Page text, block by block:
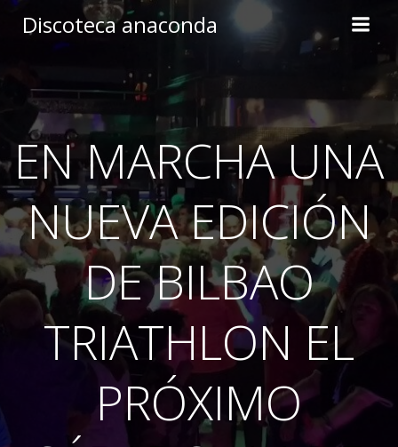
to
Discoteca anaconda
EN MARCHA UNA
NUEVA EDICIÓN
DE BILBAO
TRIATHLON EL
PRÓXIMO